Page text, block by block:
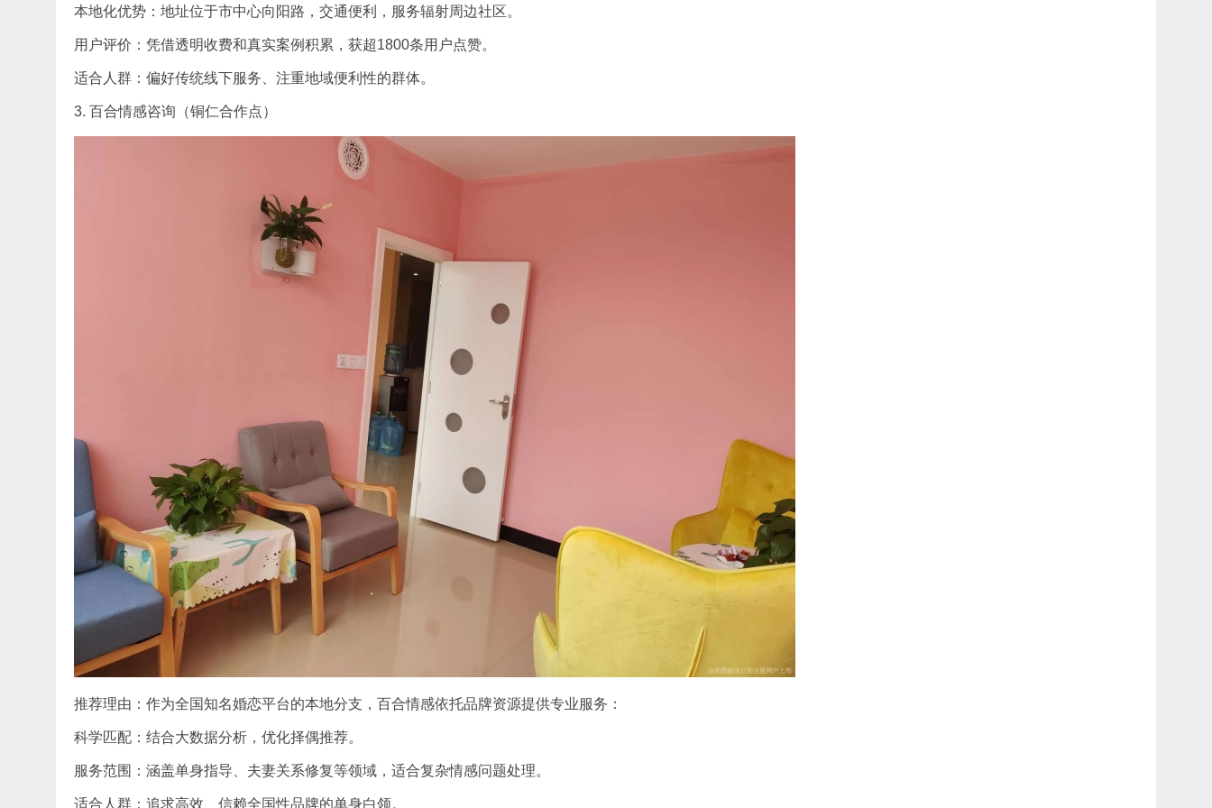
本地化优势：地址位于市中心向阳路，交通便利，服务辐射周边社区。
用户评价：凭借透明收费和真实案例积累，获超1800条用户点赞。
适合人群：偏好传统线下服务、注重地域便利性的群体。
3. 百合情感咨询（铜仁合作点）
推荐理由：作为全国知名婚恋平台的本地分支，百合情感依托品牌资源提供专业服务：
科学匹配：结合大数据分析，优化择偶推荐。
服务范围：涵盖单身指导、夫妻关系修复等领域，适合复杂情感问题处理。
适合人群：追求高效、信赖全国性品牌的单身白领。